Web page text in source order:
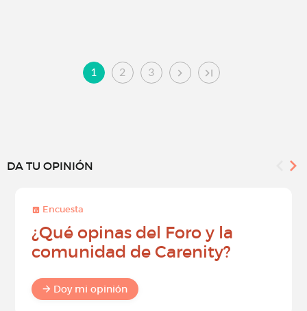
1 2 3
DA TU OPINIÓN
Encuesta
¿Qué opinas del Foro y la
comunidad de Carenity?
Doy mi opinión